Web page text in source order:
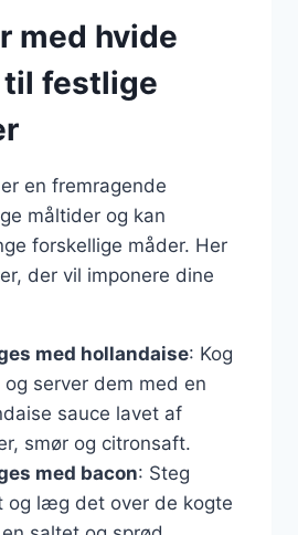
med hvide
til festlige
en fremragende
måltider og kan
forskellige måder. Her
der vil imponere dine
med hollandaise: Kog
og server dem med en
sauce lavet af
smør og citronsaft.
med bacon: Steg
og læg det over de kogte